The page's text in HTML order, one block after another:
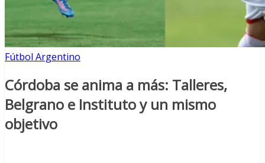
Fútbol Argentino
Córdoba se anima a más: Talleres,
Belgrano e Instituto y un mismo
objetivo